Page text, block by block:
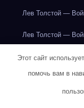
Лев Толстой —
Лев Толстой —
Лев Толстой —
Лев Толстой —
Этот сайт
помочь вам в